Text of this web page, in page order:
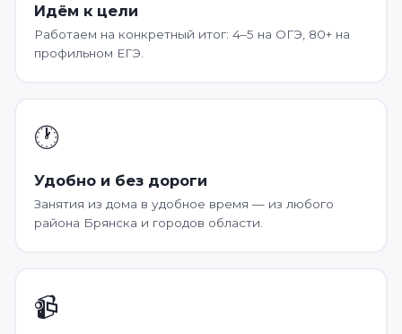
Идём к цели
Работаем на конкретный итог: 4–5 на ОГЭ, 80+ на
профильном ЕГЭ.
🕐
Удобно и без дороги
Занятия из дома в удобное время — из любого
района Брянска и городов области.
📹